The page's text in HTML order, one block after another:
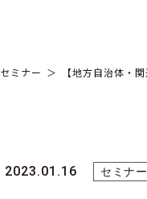
セミナー 【地方自治体・
2023.01.16 セミナー